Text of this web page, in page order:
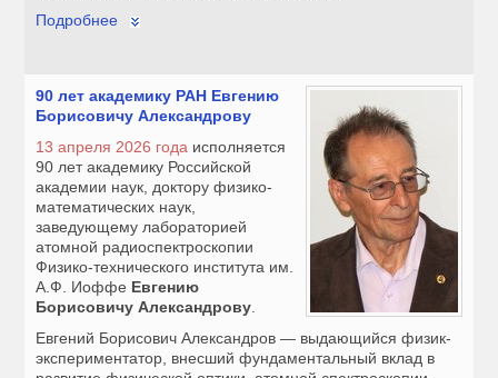
Подробнее
90 лет академику РАН Евгению
Борисовичу Александрову
13 апреля 2026 года исполняется
90 лет академику Российской
академии наук, доктору физико-
математических наук,
заведующему лабораторией
атомной радиоспектроскопии
Физико-технического института им.
А.Ф. Иоффе Евгению
Борисовичу Александрову
Евгений Борисович Александров — выдающийся физик-
экспериментатор, внесший фундаментальный вклад в